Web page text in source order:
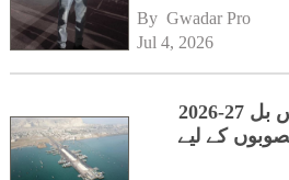
By Gwadar Pro
Jul 4, 2026
قومی اسمبلی سے فنانس بل 27-2026
کے لیے